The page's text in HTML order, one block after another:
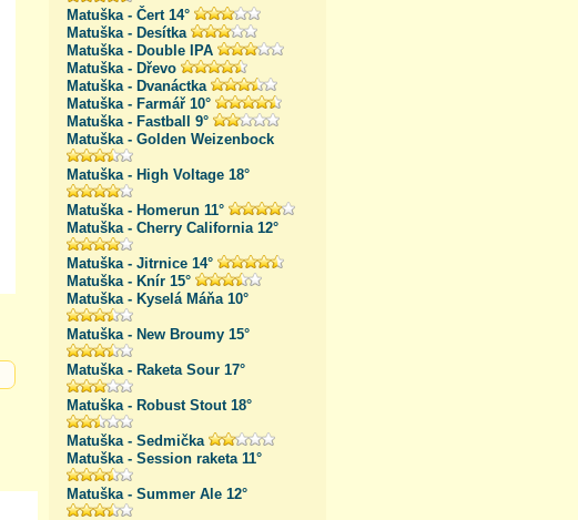
Matuška - Čert 14°
Matuška - Desítka
Matuška - Double IPA
Matuška - Dřevo
Matuška - Dvanáctka
Matuška - Farmář 10°
Matuška - Fastball 9°
Matuška - Golden Weizenbock
Matuška - High Voltage 18°
Matuška - Homerun 11°
Matuška - Cherry California 12°
Matuška - Jitrnice 14°
Matuška - Knír 15°
Matuška - Kyselá Máňa 10°
Matuška - New Broumy 15°
Matuška - Raketa Sour 17°
Matuška - Robust Stout 18°
Matuška - Sedmička
Matuška - Session raketa 11°
Matuška - Summer Ale 12°